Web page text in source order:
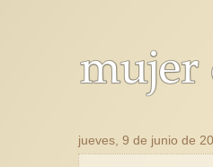
jueves, 9 de junio de